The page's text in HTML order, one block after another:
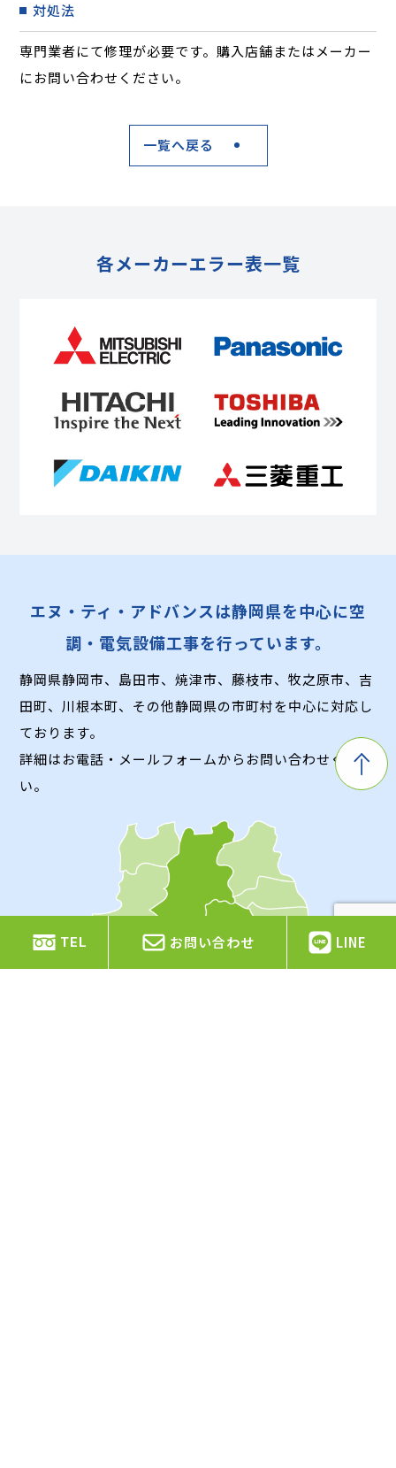
対処法
専門業者にて修理が必要です。購入店舗またはメーカー
にお問い合わせください。
一覧へ戻る
各メーカーエラー表一覧
エヌ・ティ・アドバンスは静岡県を中心に空
調・電気設備工事を行っています。
静岡県静岡市、島田市、焼津市、藤枝市、牧之原市、吉
田町、川根本町、 その他静岡県の市町村を中心に対応し
ております。
詳細はお電話・メールフォームからお問い合わせくださ
い。
TEL お問い合わせ LINE